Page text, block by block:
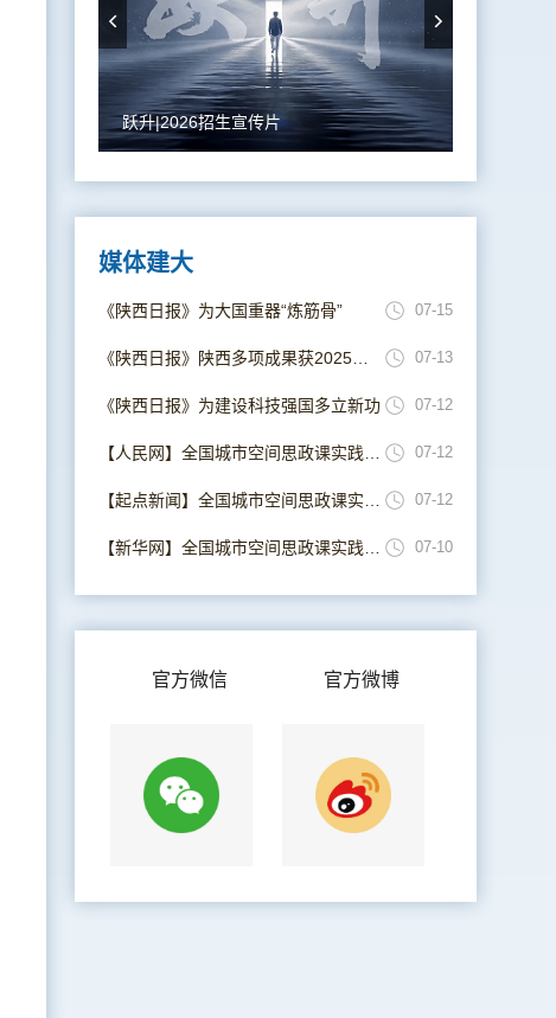
跃升|2026招生宣传片
媒体建大
07-15
《陕西日报》为大国重器“炼筋骨”
07-13
07-12
《陕西日报》为建设科技强国多立新功
07-12
07-12
07-10
官方微信 官方微博